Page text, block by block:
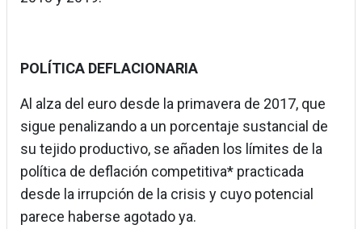
POLÍTICA DEFLACIONARIA
Al alza del euro desde la primavera de 2017, que
sigue penalizando a un porcentaje sustancial de
su tejido productivo, se añaden los límites de la
política de deflación competitiva* practicada
desde la irrupción de la crisis y cuyo potencial
parece haberse agotado ya.